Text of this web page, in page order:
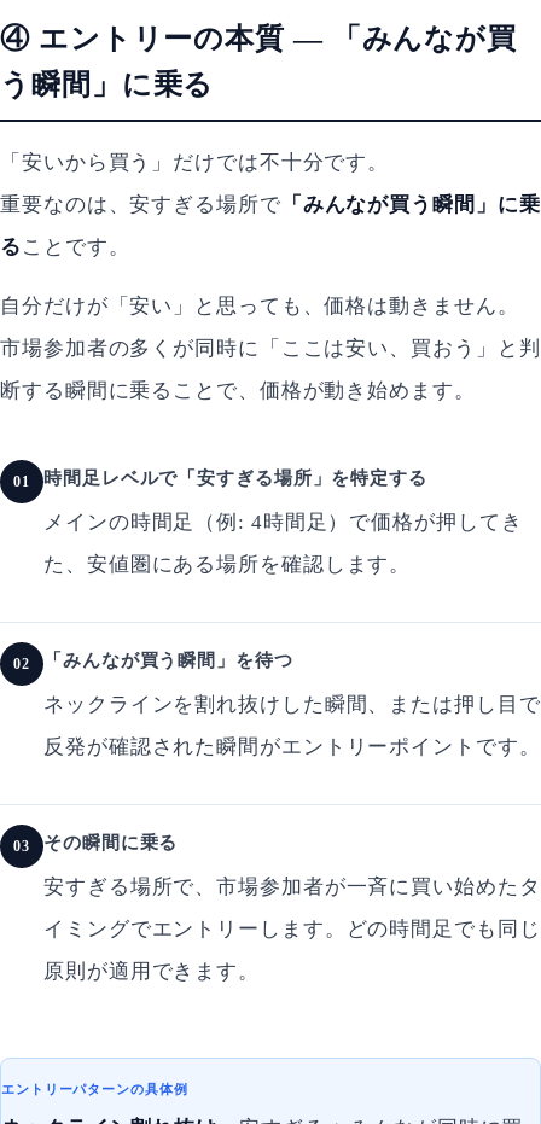
④ エントリーの本質 — 「みんなが買
う瞬間」に乗る
「安いから買う」だけでは不十分です。
重要なのは、安すぎる場所で 「みんなが買う瞬間」に乗
る ことです。
自分だけが「安い」と思っても、価格は動きません。
市場参加者の多くが同時に「ここは安い、買おう」と判
断する瞬間に乗ることで、価格が動き始めます。
01 時間足レベルで「安すぎる場所」を特定する
メインの時間足（例: 4時間足）で価格が押してき
た、安値圏にある場所を確認します。
02 「みんなが買う瞬間」を待つ
ネックラインを割れ抜けした瞬間、または押し目で
反発が確認された瞬間がエントリーポイントです。
03 その瞬間に乗る
安すぎる場所で、市場参加者が一斉に買い始めたタ
イミングでエントリーします。どの時間足でも同じ
原則が適用できます。
エントリーパターンの具体例